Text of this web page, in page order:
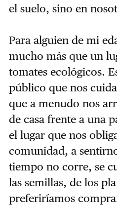
el suelo, sino en
Para alguien de mi
mucho más que un
tomates ecológicos.
público que nos
que a menudo nos
de casa frente a una
el lugar que nos
comunidad, a
tiempo no corre, se
las semillas, de los
preferiríamos